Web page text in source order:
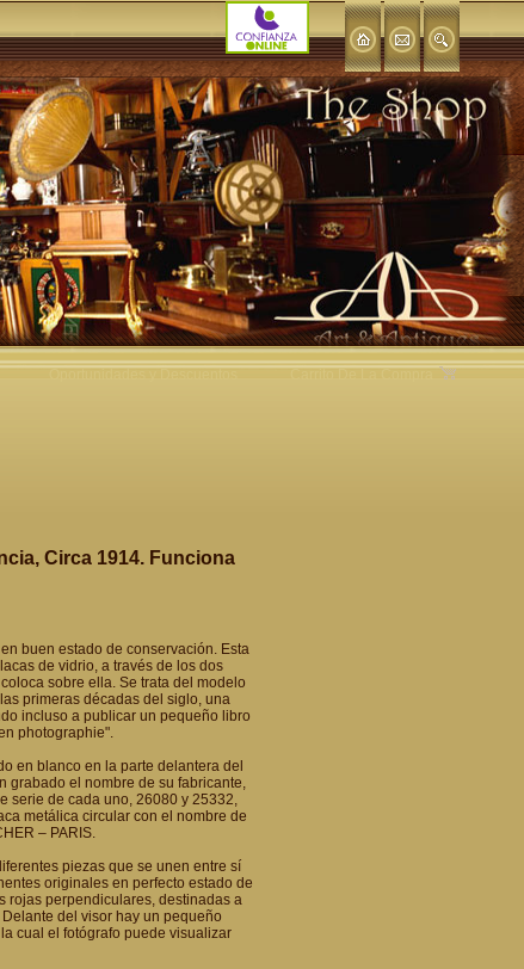
Circa 1914. Funciona
buen estado de conservación. Esta
de vidrio, a través de los dos
sobre ella. Se trata del modelo
primeras décadas del siglo, una
incluso a publicar un pequeño libro
photographie".
en blanco en la parte delantera del
grabado el nombre de su fabricante,
serie de cada uno, 26080 y 25332,
metálica circular con el nombre de
– PARIS.
piezas que se unen entre sí
originales en perfecto estado de
rojas perpendiculares, destinadas a
del visor hay un pequeño
cual el fotógrafo puede visualizar